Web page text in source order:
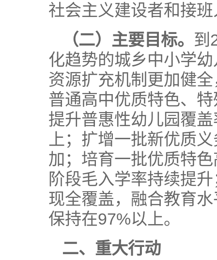
社会主义建设者和接
（二）主要目标。 到
化趋势的城乡中小学
资源扩充机制更加健
普通高中优质特色、
提升普惠性幼儿园覆
上；扩增一批新优质
加；培育一批优质特
阶段毛入学率持续提
现全覆盖，融合教育
保持在97%以上。
二、重大行动